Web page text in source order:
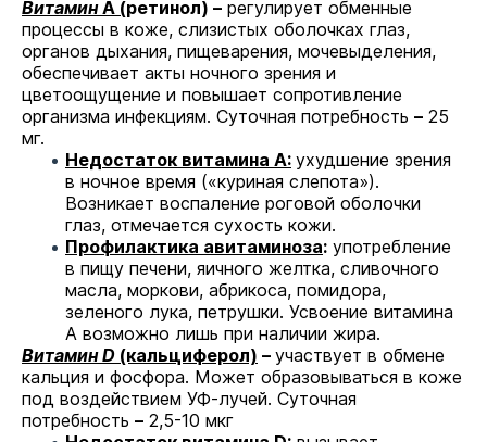
ВитаминА (ретинол) – регулирует обменные
процессы в коже, слизистых оболочках глаз,
органов дыхания, пищеварения, мочевыделения,
обеспечивает акты ночного зрения и
цветоощущение и повышает сопротивление
организма инфекциям. Суточная потребность – 25
мг.
Недостаток витамина А: ухудшение зрения
в ночное время («куриная слепота»).
Возникает воспаление роговой оболочки
глаз, отмечается сухость кожи.
Профилактика авитаминоза: употребление
в пищу печени, яичного желтка, сливочного
масла, моркови, абрикоса, помидора,
зеленого лука, петрушки. Усвоение витамина
А возможно лишь при наличии жира.
Витамин D (кальциферол) – участвует в обмене
кальция и фосфора. Может образовываться в коже
под воздействием УФ-лучей. Суточная
потребность – 2,5-10 мкг